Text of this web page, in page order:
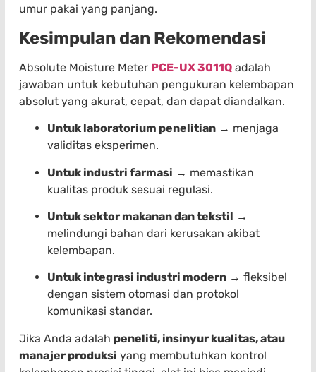
umur pakai yang panjang.
Kesimpulan dan Rekomendasi
Absolute Moisture Meter PCE-UX 3011Q adalah
jawaban untuk kebutuhan pengukuran kelembapan
absolut yang akurat, cepat, dan dapat diandalkan.
Untuk laboratorium penelitian → menjaga
validitas eksperimen.
Untuk industri farmasi → memastikan
kualitas produk sesuai regulasi.
Untuk sektor makanan dan tekstil →
melindungi bahan dari kerusakan akibat
kelembapan.
Untuk integrasi industri modern → fleksibel
dengan sistem otomasi dan protokol
komunikasi standar.
Jika Anda adalah peneliti, insinyur kualitas, atau
manajer produksi yang membutuhkan kontrol